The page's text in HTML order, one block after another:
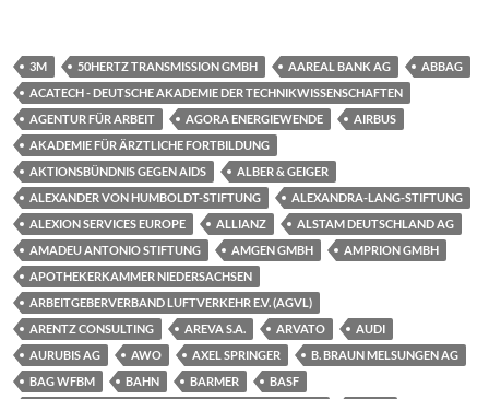
3M 50HERTZ TRANSMISSION GMBH AAREAL BANK AG
ABBAG
ACATECH - DEUTSCHE AKADEMIE DER TECHNIKWISSENSCHAFTEN
AGENTUR FÜR ARBEIT
AGORA ENERGIEWENDE
AIRBUS
AKADEMIE FÜR ÄRZTLICHE FORTBILDUNG
AKTIONSBÜNDNIS GEGEN AIDS
ALBER & GEIGER
ALEXANDER VON HUMBOLDT-STIFTUNG
ALEXANDRA-LANG-STIFTUNG
ALEXION SERVICES EUROPE
ALLIANZ
ALSTAM DEUTSCHLAND AG
AMADEU ANTONIO STIFTUNG
AMGEN GMBH
AMPRION GMBH
APOTHEKERKAMMER NIEDERSACHSEN
ARBEITGEBERVERBAND LUFTVERKEHR E.V. (AGVL)
ARENTZ CONSULTING
AREVA S.A. ARVATO
AUDI
AURUBIS AG
AWO AXEL SPRINGER
B. BRAUN MELSUNGEN AG
BAG WFBM
BAHN BARMER
BASF